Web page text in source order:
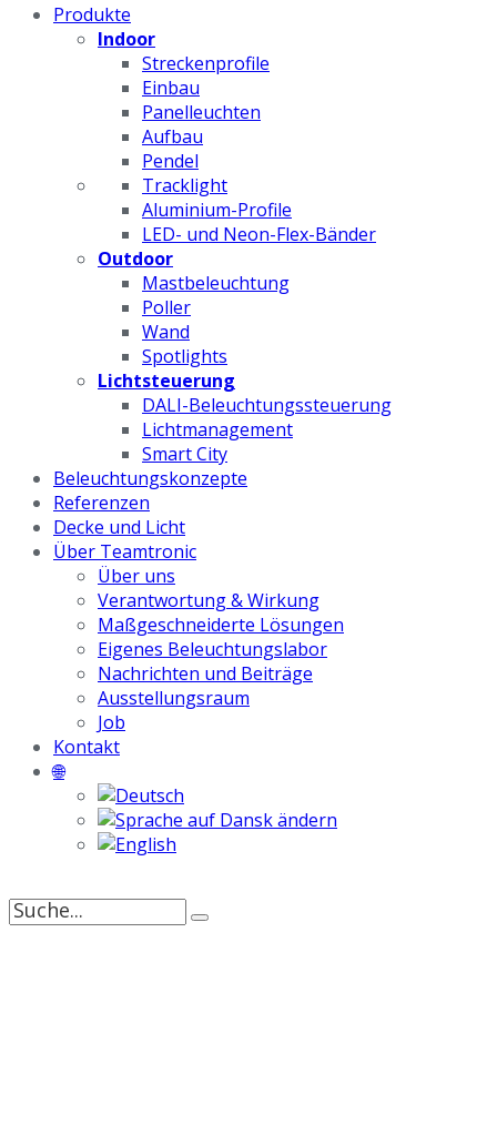
Produkte
Indoor
Streckenprofile
Einbau
Panelleuchten
Aufbau
Pendel
Tracklight
Aluminium-Profile
LED- und Neon-Flex-Bänder
Outdoor
Mastbeleuchtung
Poller
Wand
Spotlights
Lichtsteuerung
DALI-Beleuchtungssteuerung
Lichtmanagement
Smart City
Beleuchtungskonzepte
Referenzen
Decke und Licht
Über Teamtronic
Über uns
Verantwortung & Wirkung
Maßgeschneiderte Lösungen
Eigenes Beleuchtungslabor
Nachrichten und Beiträge
Ausstellungsraum
Job
Kontakt
🌐
Suche
nach: